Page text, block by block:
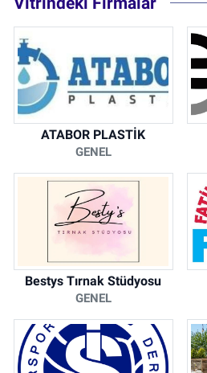
ATABOR PLASTİK
GENEL
Bestys Tırnak Stüdyosu
GENEL